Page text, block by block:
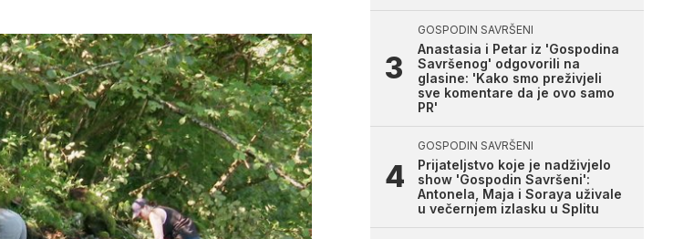
GOSPODIN SAVRŠENI
Anastasia i Petar iz 'Gospodina
Savršenog' odgovorili na
glasine: 'Kako smo preživjeli
sve komentare da je ovo samo
PR'
GOSPODIN SAVRŠENI
Prijateljstvo koje je nadživjelo
show 'Gospodin Savršeni':
Antonela, Maja i Soraya uživale
u večernjem izlasku u Splitu